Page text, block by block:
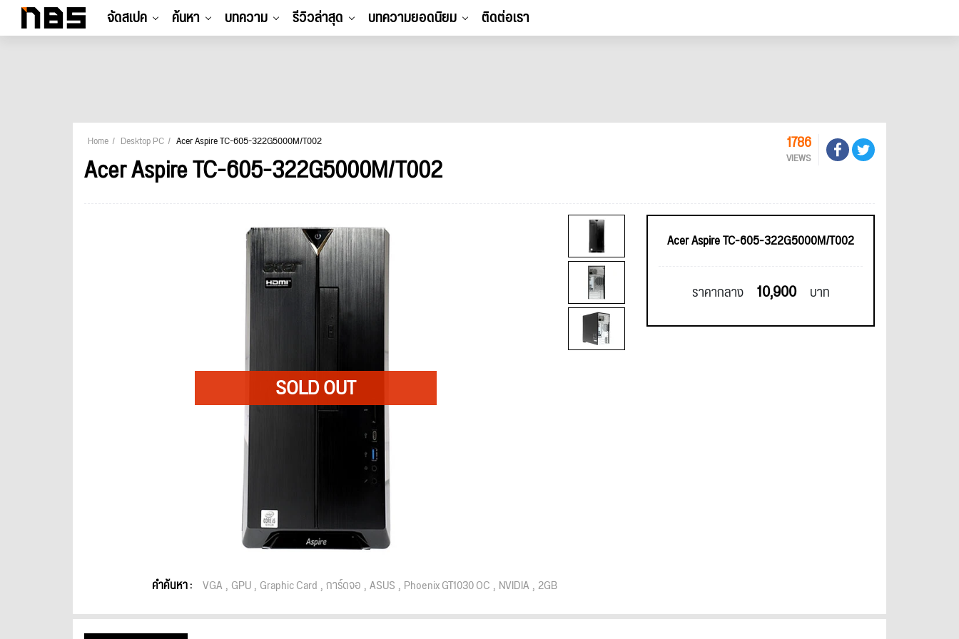
จัดสเปค ค้นหา บทความ รีวิวล่าสุด บทความยอดนิยม ติดต่อเรา
Home Desktop PC Acer Aspire TC-605-322G5000M/T002
Acer Aspire TC-605-322G5000M/T002
1786
VIEWS
คำค้นหา : VGA GPU Graphic Card การ์ดจอ ASUS Phoenix GT1030 OC NVIDIA 2GB
Acer Aspire TC-605-322G5000M/T002
ราคากลาง 10,900 บาท